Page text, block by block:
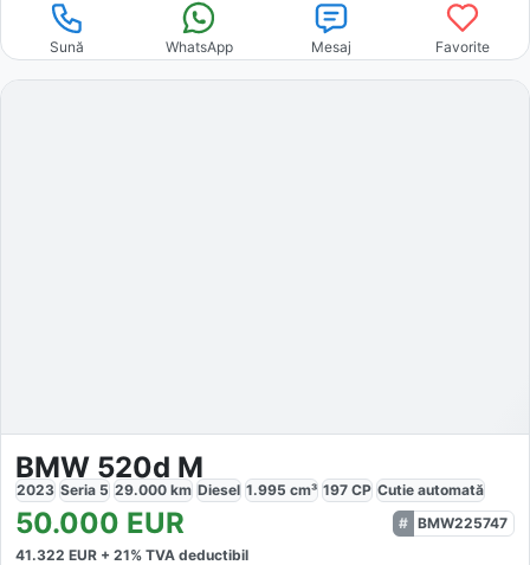
Sună WhatsApp Mesaj Favorite
BMW 520d M
2023 Seria 5 29.000 km Diesel 1.995 cm³ 197 CP Cutie automată
50.000 EUR
BMW225747
41.322 EUR + 21% TVA deductibil